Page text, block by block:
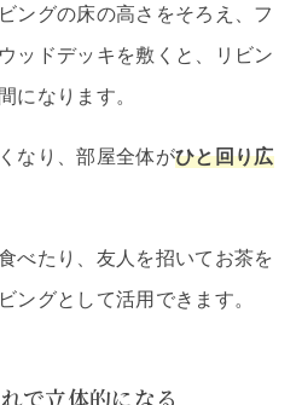
ングの床の高さをそろえ、フ
ッドデッキを敷くと、リビン
になります。
なり、部屋全体がひと回り広
べたり、友人を招いてお茶を
ングとして活用できます。
で立体的になる